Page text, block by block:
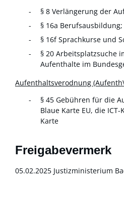
§ 8 Verlängerung der
§ 16a
§ 16f Sprachkurse und
§ 20 Arbeitsplatzsuche
Aufenthalte im
Aufenthaltsverodnung
§ 45 Gebühren für die
Blaue Karte EU, die
Karte
Freigabevermerk
05.02.2025 Justizministerium